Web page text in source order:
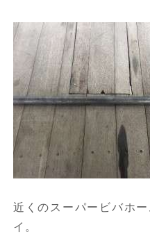
近くのスーパービバホ
イ。